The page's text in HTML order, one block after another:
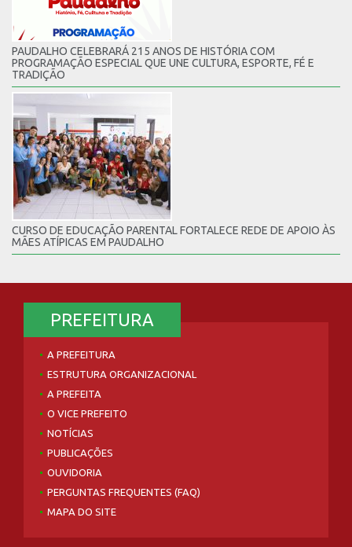
PAUDALHO CELEBRARÁ 215 ANOS DE HISTÓRIA COM
PROGRAMAÇÃO ESPECIAL QUE UNE CULTURA, ESPORTE, FÉ E
TRADIÇÃO
CURSO DE EDUCAÇÃO PARENTAL FORTALECE REDE DE APOIO ÀS
MÃES ATÍPICAS EM PAUDALHO
PREFEITURA
A PREFEITURA
ESTRUTURA ORGANIZACIONAL
A PREFEITA
O VICE PREFEITO
NOTÍCIAS
PUBLICAÇÕES
OUVIDORIA
PERGUNTAS FREQUENTES (FAQ)
MAPA DO SITE